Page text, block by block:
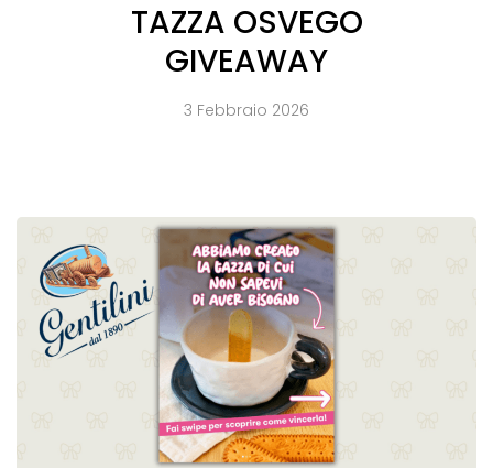
TAZZA OSVEGO
GIVEAWAY
3 Febbraio 2026